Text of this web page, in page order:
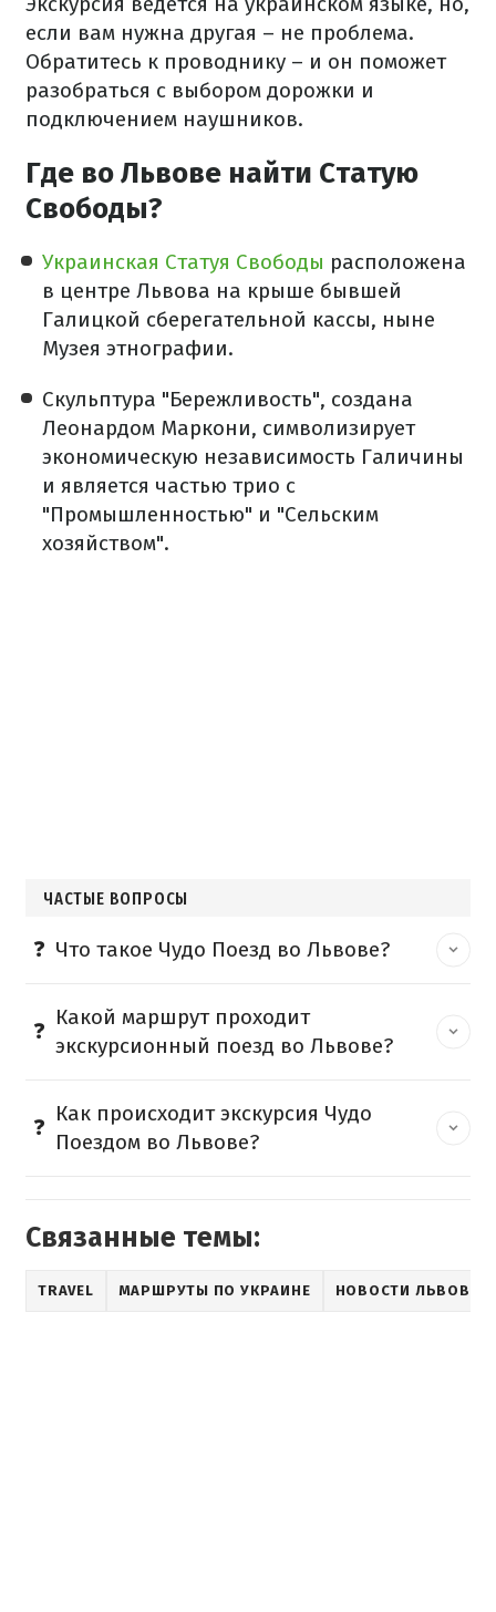
если вам нужна другая – не проблема.
Обратитесь к проводнику – и он поможет
разобраться с выбором дорожки и
подключением наушников.
Где во Львове найти Статую
Свободы?
Украинская Статуя Свободы расположена
в центре Львова на крыше бывшей
Галицкой сберегательной кассы, ныне
Музея этнографии.
Скульптура "Бережливость", создана
Леонардом Маркони, символизирует
экономическую независимость Галичины
и является частью трио с
"Промышленностью" и "Сельским
хозяйством".
ЧАСТЫЕ ВОПРОСЫ
Что такое Чудо Поезд во Львове?
Какой маршрут проходит
экскурсионный поезд во Львове?
Как происходит экскурсия Чудо
Поездом во Львове?
Связанные темы:
TRAVEL МАРШРУТЫ ПО УКРАИНЕ НОВОСТИ ЛЬВОВ